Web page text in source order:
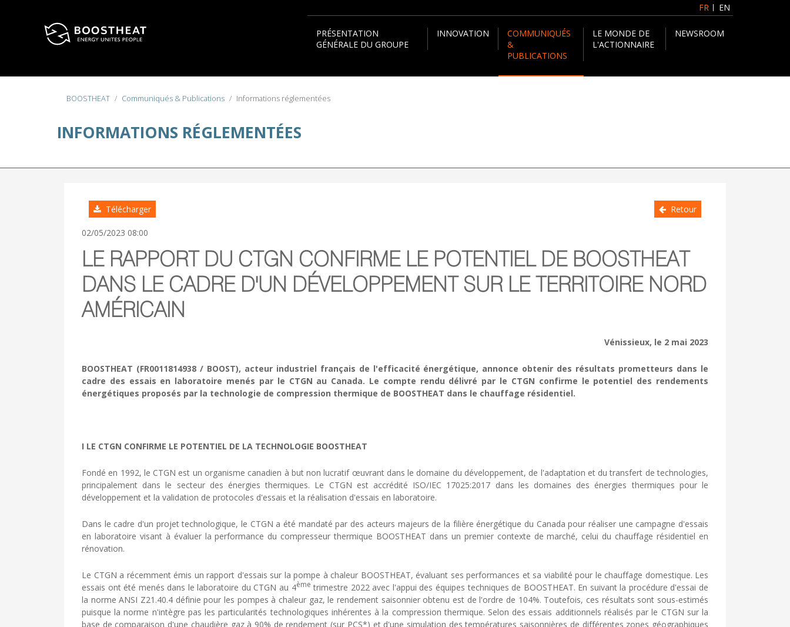
FR EN
PRÉSENTATION
GÉNÉRALE DU GROUPE
INNOVATION
COMMUNIQUÉS
&
PUBLICATIONS
LE MONDE DE
L'ACTIONNAIRE
NEWSROOM
BOOSTHEAT Communiqués & Publications Informations réglementées
INFORMATIONS RÉGLEMENTÉES
Télécharger Retour
02/05/2023 08:00
LE RAPPORT DU CTGN CONFIRME LE POTENTIEL DE BOOSTHEAT
DANS LE CADRE D'UN DÉVELOPPEMENT SUR LE TERRITOIRE NORD
AMÉRICAIN
Vénissieux, le 2 mai 2023
BOOSTHEAT (FR0011814938 / BOOST), acteur industriel français de l'efficacité énergétique, annonce obtenir des résultats prometteurs dans le
cadre des essais en laboratoire menés par le CTGN au Canada. Le compte rendu délivré par le CTGN confirme le potentiel des rendements
énergétiques proposés par la technologie de compression thermique de BOOSTHEAT dans le chauffage résidentiel.
I LE CTGN CONFIRME LE POTENTIEL DE LA TECHNOLOGIE BOOSTHEAT
Fondé en 1992, le CTGN est un organisme canadien à but non lucratif œuvrant dans le domaine du développement, de l'adaptation et du transfert de technologies,
principalement dans le secteur des énergies thermiques. Le CTGN est accrédité ISO/IEC 17025:2017 dans les domaines des énergies thermiques pour le
développement et la validation de protocoles d'essais et la réalisation d'essais en laboratoire.
Dans le cadre d'un projet technologique, le CTGN a été mandaté par des acteurs majeurs de la filière énergétique du Canada pour réaliser une campagne d'essais
en laboratoire visant à évaluer la performance du compresseur thermique BOOSTHEAT dans un premier contexte de marché, celui du chauffage résidentiel en
rénovation.
Le CTGN a récemment émis un rapport d'essais sur la pompe à chaleur BOOSTHEAT, évaluant ses performances et sa viabilité pour le chauffage domestique. Les
essais ont été menés dans le laboratoire du CTGN au 4ème trimestre 2022 avec l'appui des équipes techniques de BOOSTHEAT. En suivant la procédure d'essai de
la norme ANSI Z21.40.4 définie pour les pompes à chaleur gaz, le rendement saisonnier obtenu est de l'ordre de 104%. Toutefois, ces résultats sont sous-estimés
puisque la norme n'intègre pas les particularités technologiques inhérentes à la compression thermique. Selon des essais additionnels réalisés par le CTGN sur la
base de comparaison d'une chaudière gaz à 90% de rendement (sur PCS*) et d'une simulation des températures saisonnières de différentes zones géographiques